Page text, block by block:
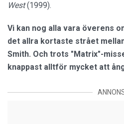
West(1999).
Vi kan nog alla vara överens
det allra kortaste strået
Smith. Och trots "Matrix"-
knappast alltför mycket att